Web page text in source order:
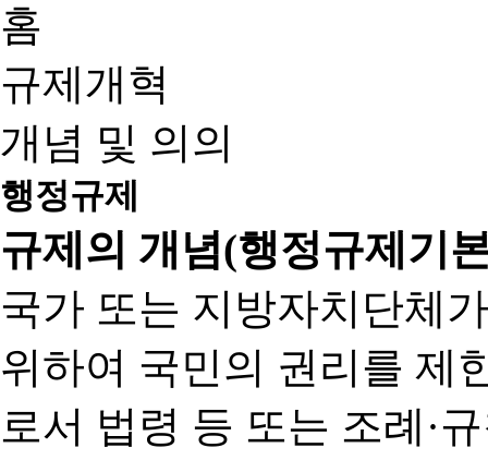
홈
규제개혁
개념 및 의의
행정규제
규제의 개념(행정규제기
국가 또는 지방자치단체
위하여 국민의 권리를 제
로서 법령 등 또는 조례·